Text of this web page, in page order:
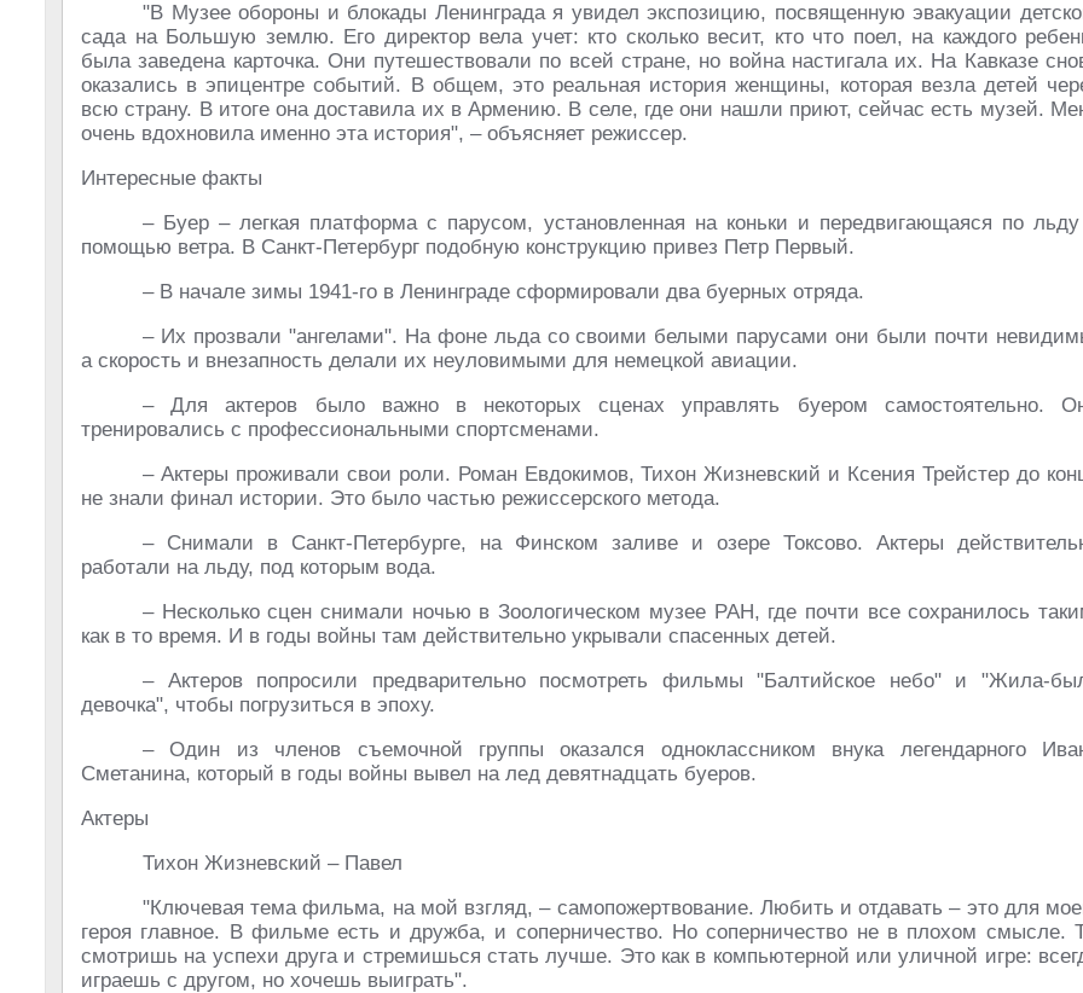
"В Музее обороны и блокады Ленинграда я увидел экспозицию, посвященную эвакуации
сада на Большую землю. Его директор вела учет: кто сколько весит, кто что поел, на каждого
была заведена карточка. Они путешествовали по всей стране, но война настигала их. На Кавказе
оказались в эпицентре событий. В общем, это реальная история женщины, которая везла детей
всю страну. В итоге она доставила их в Армению. В селе, где они нашли приют, сейчас есть музей.
очень вдохновила именно эта история", – объясняет режиссер.
Интересные факты
– Буер – легкая платформа с парусом, установленная на коньки и передвигающаяся по
помощью ветра. В Санкт-Петербург подобную конструкцию привез Петр Первый.
– В начале зимы 1941-го в Ленинграде сформировали два буерных отряда.
– Их прозвали "ангелами". На фоне льда со своими белыми парусами они были почти
а скорость и внезапность делали их неуловимыми для немецкой авиации.
– Для актеров было важно в некоторых сценах управлять буером самостоятельно.
тренировались с профессиональными спортсменами.
– Актеры проживали свои роли. Роман Евдокимов, Тихон Жизневский и Ксения Трейстер до
не знали финал истории. Это было частью режиссерского метода.
– Снимали в Санкт-Петербурге, на Финском заливе и озере Токсово. Актеры
работали на льду, под которым вода.
– Несколько сцен снимали ночью в Зоологическом музее РАН, где почти все сохранилось
как в то время. И в годы войны там действительно укрывали спасенных детей.
– Актеров попросили предварительно посмотреть фильмы "Балтийское небо" и "Жила-
девочка", чтобы погрузиться в эпоху.
– Один из членов съемочной группы оказался одноклассником внука легендарного
Сметанина, который в годы войны вывел на лед девятнадцать буеров.
Актеры
Тихон Жизневский – Павел
"Ключевая тема фильма, на мой взгляд, – самопожертвование. Любить и отдавать – это для
героя главное. В фильме есть и дружба, и соперничество. Но соперничество не в плохом смысле.
смотришь на успехи друга и стремишься стать лучше. Это как в компьютерной или уличной игре:
играешь с другом, но хочешь выиграть".